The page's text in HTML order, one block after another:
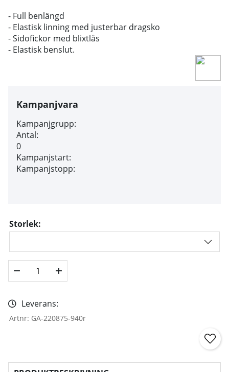
- Full benlängd
- Elastisk linning med justerbar dragsko
- Sidofickor med blixtlås
- Elastisk benslut.
Kampanjvara
Kampanjgrupp:
Antal:
0
Kampanjstart:
Kampanjstopp:
Storlek:
Leverans:
Artnr: GA-220875-940r